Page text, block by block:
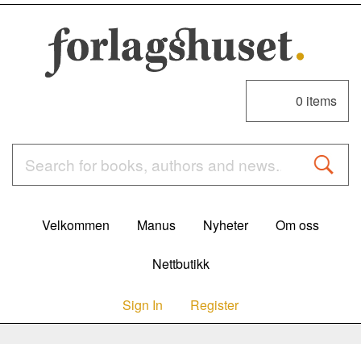
0 items
Velkommen Manus Nyheter Om oss
Nettbutikk
Sign In Register